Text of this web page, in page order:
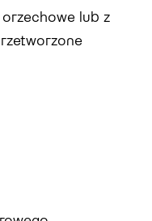
orzechowe lub z